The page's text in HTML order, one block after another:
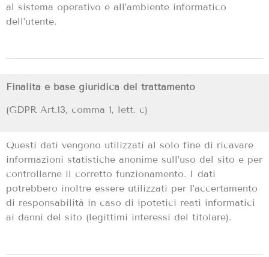
al sistema operativo e all’ambiente informatico
dell’utente.
Finalità e base giuridica del trattamento
(GDPR Art.13, comma 1, lett. c)
Questi dati vengono utilizzati al solo fine di ricavare
informazioni statistiche anonime sull’uso del sito e per
controllarne il corretto funzionamento. I dati
potrebbero inoltre essere utilizzati per l’accertamento
di responsabilità in caso di ipotetici reati informatici
ai danni del sito (legittimi interessi del titolare).